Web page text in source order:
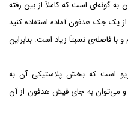
گونه‌ای است که کاملاً از بین رفته
یک جک هدفون آماده استفاده کنید
فاصله‌ی نسبتاً زیاد است. بنابراین
است که بخش پلاستیکی آن به
می‌توان به جای فیش هدفون از آن